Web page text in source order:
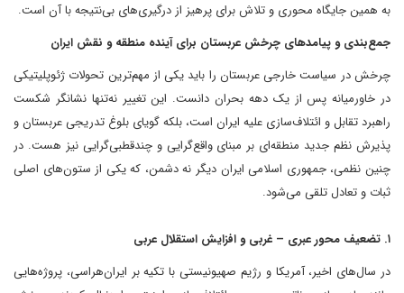
به همین جایگاه محوری و تلاش برای پرهیز از درگیری‌های بی‌نتیجه با آن است.
جمع‌بندی و پیامدهای چرخش عربستان برای آینده منطقه و نقش ایران
چرخش در سیاست خارجی عربستان را باید یکی از مهم‌ترین تحولات ژئوپلیتیکی
در خاورمیانه پس از یک دهه بحران دانست. این تغییر نه‌تنها نشانگر شکست
راهبرد تقابل و ائتلاف‌سازی علیه ایران است، بلکه گویای بلوغ تدریجی عربستان و
پذیرش نظم جدید منطقه‌ای بر مبنای واقع‌گرایی و چندقطبی‌گرایی نیز هست. در
چنین نظمی، جمهوری اسلامی ایران دیگر نه دشمن، که یکی از ستون‌های اصلی
ثبات و تعادل تلقی می‌شود.
۱. تضعیف محور عبری – غربی و افزایش استقلال عربی
در سال‌های اخیر، آمریکا و رژیم صهیونیستی با تکیه بر ایران‌هراسی، پروژه‌هایی